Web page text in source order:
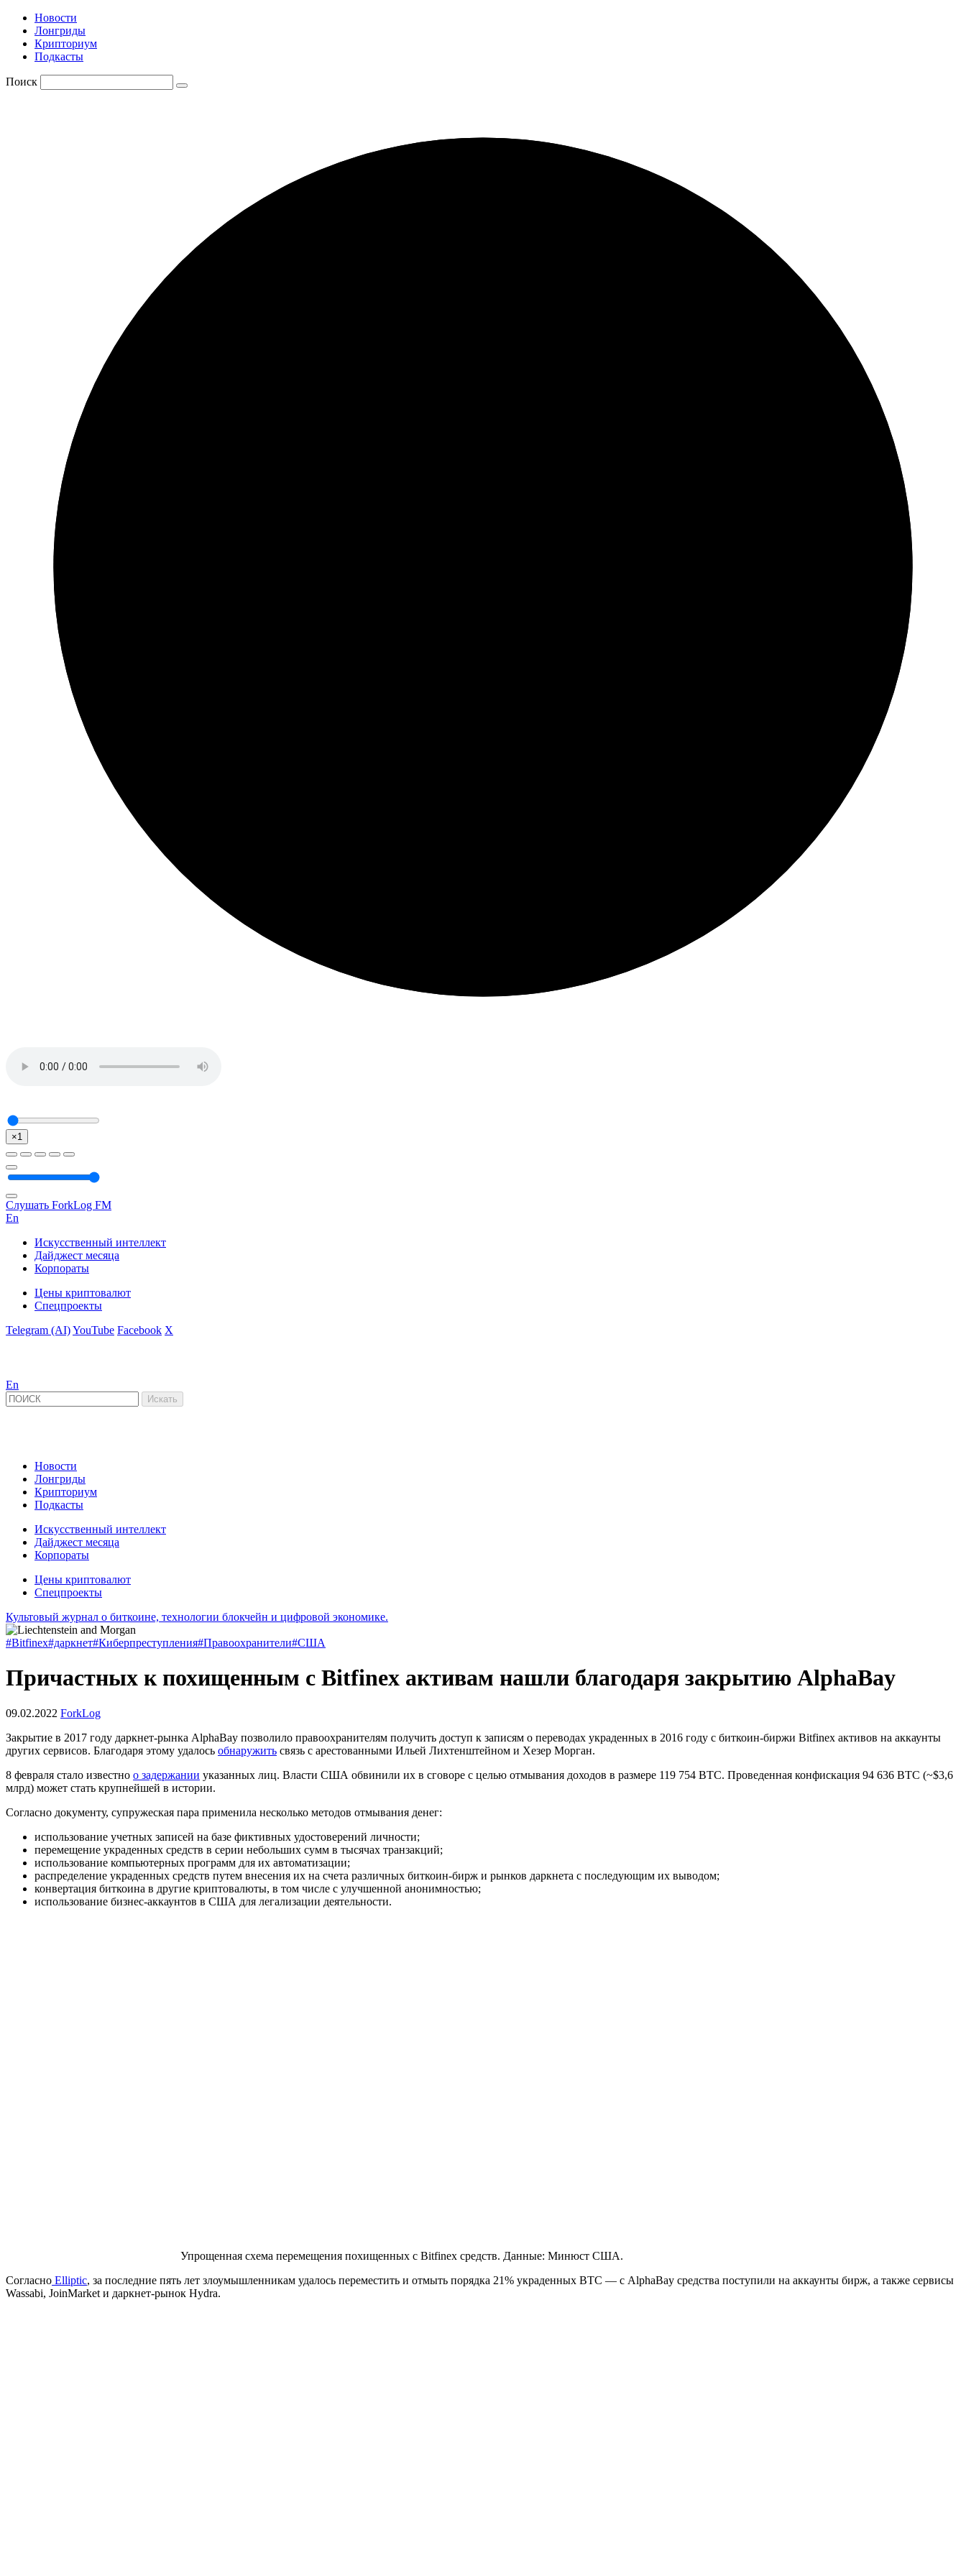
Новости
Лонгриды
Крипториум
Подкасты
Поиск
×1
Слушать ForkLog FM
En
Искусственный интеллект
Дайджест месяца
Корпораты
Цены криптовалют
Спецпроекты
Telegram (AI)YouTube Facebook X
En
Новости
Лонгриды
Крипториум
Подкасты
Искусственный интеллект
Дайджест месяца
Корпораты
Цены криптовалют
Спецпроекты
Культовый журнал о биткоине, технологии блокчейн и цифровой экономике.
#Bitfinex#даркнет#Киберпреступления#Правоохранители#США
Причастных к похищенным с Bitfinex активам нашли благодаря закрытию AlphaBay
09.02.2022 ForkLog
Закрытие в 2017 году даркнет-рынка AlphaBay позволило правоохранителям получить доступ к записям о переводах украденных в 2016 году с биткоин-биржи Bitfinex активов на аккаунты
других сервисов. Благодаря этому удалось обнаружить связь с арестованными Ильей Лихтенштейном и Хезер Морган.
8 февраля стало известно о задержании указанных лиц. Власти США обвинили их в сговоре с целью отмывания доходов в размере 119 754 BTC. Проведенная конфискация 94 636 BTC (~$3,6
млрд) может стать крупнейшей в истории.
Согласно документу, супружеская пара применила несколько методов отмывания денег:
использование учетных записей на базе фиктивных удостоверений личности;
перемещение украденных средств в серии небольших сумм в тысячах транзакций;
использование компьютерных программ для их автоматизации;
распределение украденных средств путем внесения их на счета различных биткоин-бирж и рынков даркнета с последующим их выводом;
конвертация биткоина в другие криптовалюты, в том числе с улучшенной анонимностью;
использование бизнес-аккаунтов в США для легализации деятельности.
Упрощенная схема перемещения похищенных с Bitfinex средств. Данные: Минюст США.
Согласно Elliptic, за последние пять лет злоумышленникам удалось переместить и отмыть порядка 21% украденных BTC — с AlphaBay средства поступили на аккаунты бирж, а также сервисы
Wassabi, JoinMarket и даркнет-рынок Hydra.